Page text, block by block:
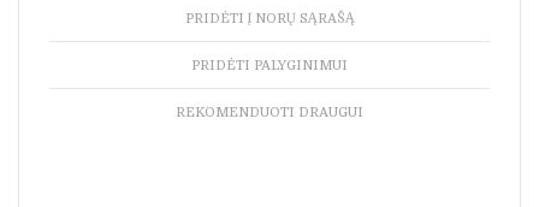
PRIDĖTI Į NORŲ SĄRAŠĄ
PRIDĖTI PALYGINIMUI
REKOMENDUOTI DRAUGUI